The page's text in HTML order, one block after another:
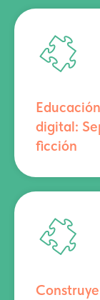
digital:
ficción